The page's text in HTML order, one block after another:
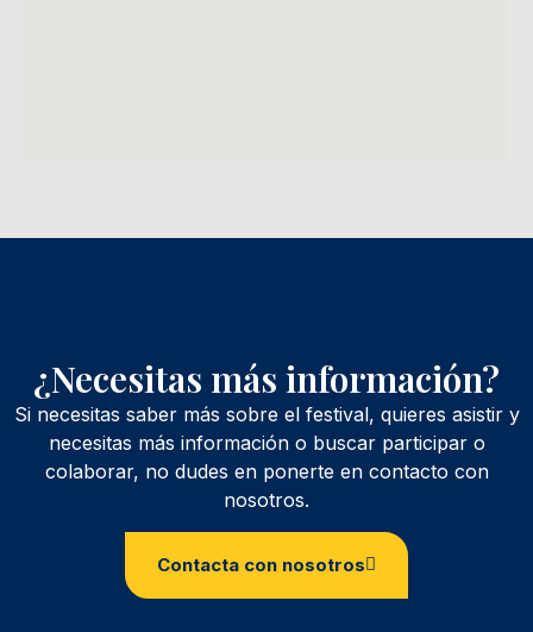
¿Necesitas más información?
Si necesitas saber más sobre el festival, quieres asistir y
necesitas más información o buscar participar o
colaborar, no dudes en ponerte en contacto con
nosotros.
Contacta con nosotros